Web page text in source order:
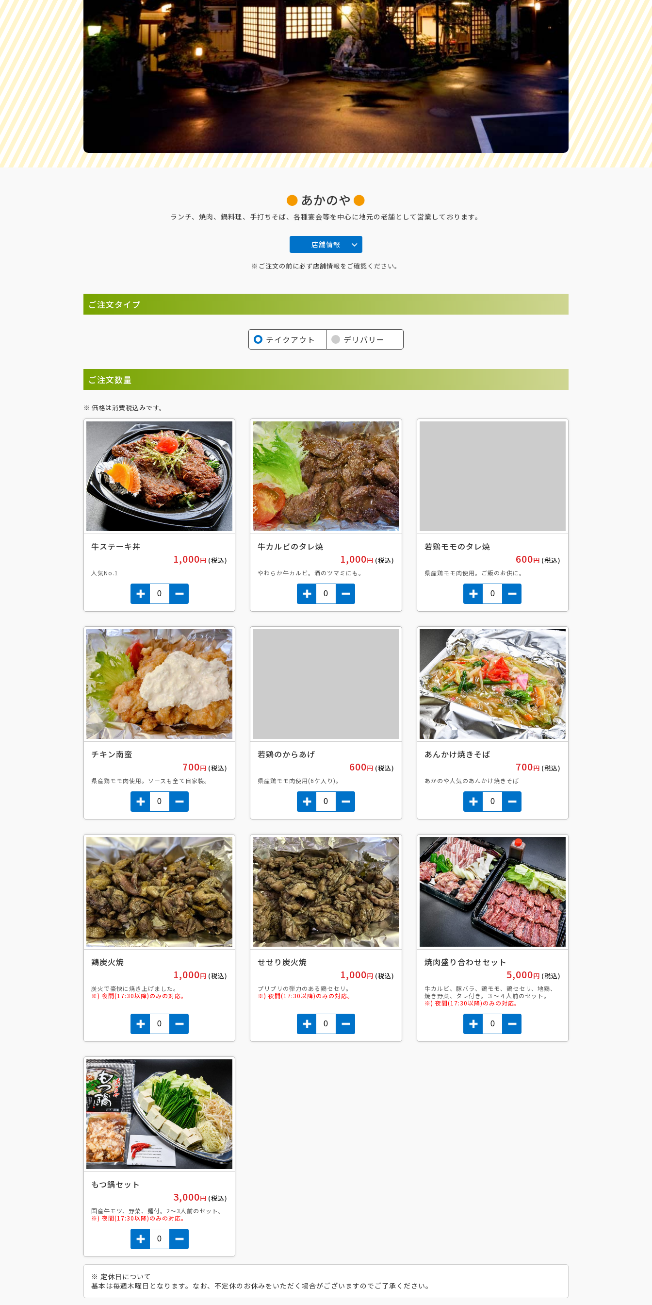
あかのや
ランチ、焼肉、鍋料理、手打ちそば、各種宴会等を中心に地元の老舗として営業しております。
店舗情報
ご注文の前に必ず店舗情報をご確認ください。
ご注文タイプ
テイクアウト デリバリー
ご注文数量
価格は消費税込みです。
牛ステーキ丼
1,000円 (税込)
人気No.1
牛カルビのタレ焼
1,000円 (税込)
やわらか牛カルビ。酒のツマミにも。
若鶏モモのタレ焼
600円 (税込)
県産鶏モモ肉使用。ご飯のお供に。
チキン南蛮
700円 (税込)
県産鶏モモ肉使用。ソースも全て自家製。
若鶏のからあげ
600円 (税込)
県産鶏モモ肉使用(6ケ入り)。
あんかけ焼きそば
700円 (税込)
あかのや人気のあんかけ焼きそば
鶏炭火焼
1,000円 (税込)
炭火で豪快に焼き上げました。
※) 夜間(17:30以降)のみの対応。
せせり炭火焼
1,000円 (税込)
プリプリの弾力のある鶏セセリ。
※) 夜間(17:30以降)のみの対応。
焼肉盛り合わせセット
5,000円 (税込)
牛カルビ、豚バラ、鶏モモ、鶏セセリ、地鶏、
焼き野菜、タレ付き。３〜４人前のセット。
※) 夜間(17:30以降)のみの対応。
もつ鍋セット
3,000円 (税込)
国産牛モツ、野菜、麺付。2〜3人前のセット。
※) 夜間(17:30以降)のみの対応。
※ 定休日について
基本は毎週木曜日となります。なお、不定休のお休みをいただく場合がございますのでご了承ください。